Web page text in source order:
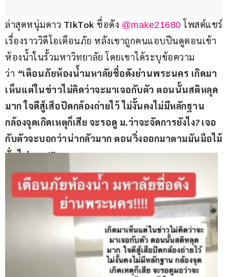
ล่าสุดหนุ่มดาว TikTok ชื่อดัง @make21680 โพสต์แชร์
เรื่องราววิดีโอเตือนภัย หลังเขาถูกคนแอบปีนดูตอนเข้า
ห้องน้ำในรั้วมหาวิทยาลัย โดยเขาได้ระบุข้อความ
ว่า “เตือนภัยห้องน้ำมหาลัยชื่อดังย่านพระนคร เกิดมา
เห็นแต่ในข่าวไม่คิดว่าจะมาเจอกับตัว ตอนนั้นสติหลุด
มาก ใจดีสู้เสือปัดกล้องถ่ายไว้ ไม่งั้นคงไม่มีหลักฐาน
กล้องจุดเกิดเหตุก็เสีย จะรอดู ม.ว่าจะจัดการยังไง? เจอ
กับตัวจะบอกว่าน่ากลัวมาก ตอนวิ่งออกมาตามมันมือไม้
สั่นไปหมด!”